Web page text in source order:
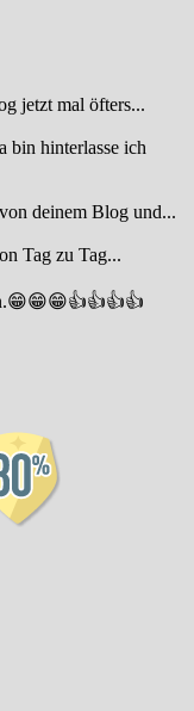
jetzt mal öfters...
bin hinterlasse ich
deinem Blog und...
Tag zu Tag...